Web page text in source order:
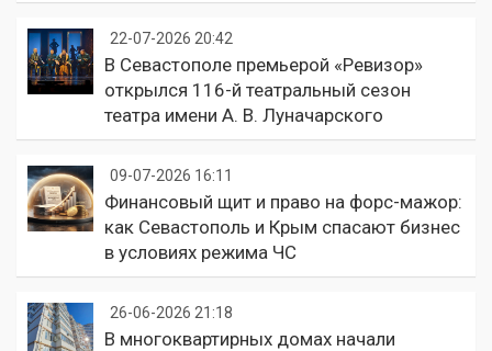
22-07-2026 20:42
В Севастополе премьерой «Ревизор»
открылся 116-й театральный сезон
театра имени А. В. Луначарского
09-07-2026 16:11
Финансовый щит и право на форс-мажор:
как Севастополь и Крым спасают бизнес
в условиях режима ЧС
26-06-2026 21:18
В многоквартирных домах начали